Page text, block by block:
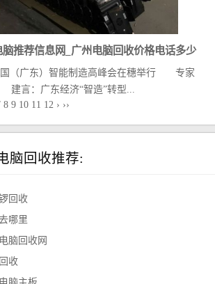
脑推荐信息网_广州电脑回收价格电话多少
（广东）智能制造高峰会在穗举行 专家
建言：广东经济“智造”转型...
8 9 10 11 12 › ››
脑回收推荐:
回收
哪里
脑回收网
收